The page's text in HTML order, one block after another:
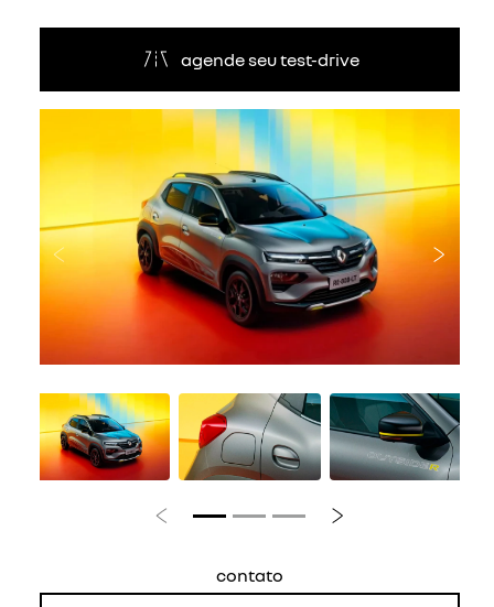
agende seu test-drive
Anterior
Anterior Próximo
contato